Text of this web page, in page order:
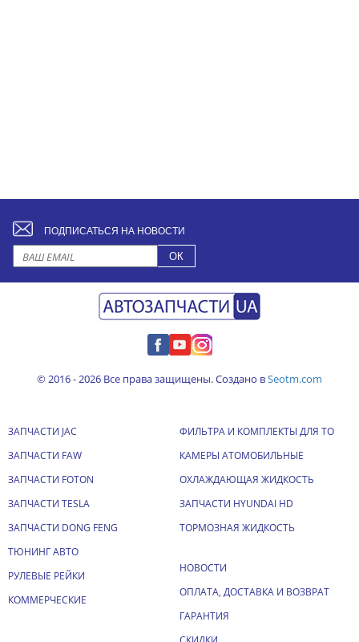
ПОДПИСАТЬСЯ НА НОВОСТИ
© 2016 - 2026 Все права защищены. Создано вSeotm.com
ЗАПЧАСТИ JAC
ЗАПЧАСТИ FAW
ЗАПЧАСТИ FOTON
ЗАПЧАСТИ TESLA
ЗАПЧАСТИ DONG FENG
ТЮНИНГ АВТО
РУЛЕВЫЕ РЕЙКИ
КОММЕРЧЕСКИЕ
ФИЛЬТРА И КОМПЛЕКТЫ ДЛЯ ТО
КАМЕРЫ АТОМОБИЛЬНЫЕ
ОХЛАЖДАЮЩАЯ ЖИДКОСТЬ
ЗАПЧАСТИ HYUNDAI HD
ТОРМОЗНАЯ ЖИДКОСТЬ
НОВОСТИ
ОПЛАТА, ДОСТАВКА И ВОЗВРАТ
ГАРАНТИЯ